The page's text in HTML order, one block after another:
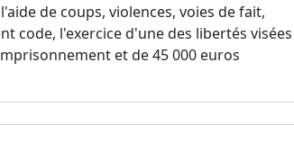
de coups, violences, voies de fait,
code, l'exercice d'une des libertés visées
et de 45 000 euros